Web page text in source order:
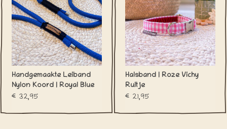
Handgemaakte Leiband
Nylon Koord | Royal Blue
€32,95
Halsband | Roze Vichy
Ruitje
€21,95